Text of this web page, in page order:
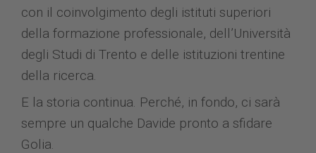
con il coinvolgimento degli istituti superiori
della formazione professionale, dell’Università
degli Studi di Trento e delle istituzioni trentine
della ricerca.
E la storia continua. Perché, in fondo, ci sarà
sempre un qualche Davide pronto a sfidare
Golia.